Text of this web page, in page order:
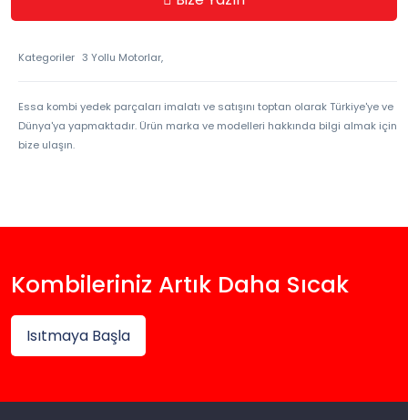
Kategoriler 3 Yollu Motorlar,
Essa kombi yedek parçaları imalatı ve satışını toptan olarak Türkiye'ye ve
Dünya'ya yapmaktadır. Ürün marka ve modelleri hakkında bilgi almak için
bize ulaşın.
Kombileriniz Artık Daha Sıcak
Isıtmaya Başla